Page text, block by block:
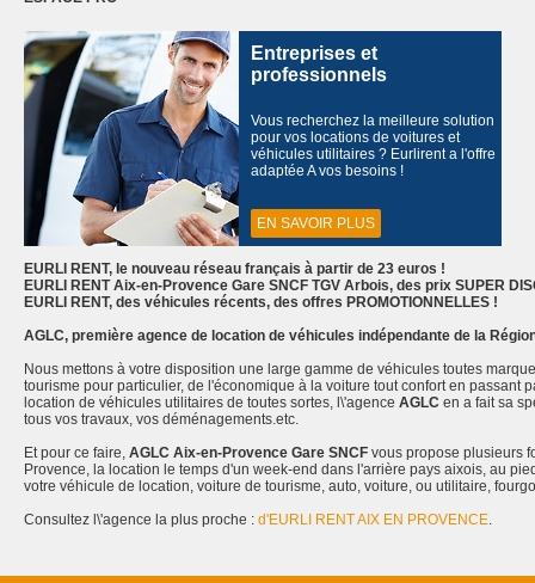
Entreprises et
professionnels
Vous recherchez la meilleure solution
pour vos locations de voitures et
véhicules utilitaires ? Eurlirent a l'offre
adaptée A vos besoins !
EN SAVOIR PLUS
EURLI RENT, le nouveau réseau français à partir de 23 euros !
EURLI RENT Aix-en-Provence Gare SNCF TGV Arbois, des prix SUPER
EURLI RENT, des véhicules récents, des offres PROMOTIONNELLES !
AGLC, première agence de location de véhicules indépendante de la
Nous mettons à votre disposition une large gamme de véhicules toutes
tourisme pour particulier, de l'économique à la voiture tout confort en
location de véhicules utilitaires de toutes sortes, l\'agence AGLC en a fait sa
tous vos travaux, vos déménagements.etc.
Et pour ce faire, AGLC Aix-en-Provence Gare SNCF vous propose plusieurs
Provence, la location le temps d'un week-end dans l'arrière pays aixois, au
votre véhicule de location, voiture de tourisme, auto, voiture, ou utilitaire,
Consultez l\'agence la plus proche : d'EURLI RENT AIX EN PROVENCE.